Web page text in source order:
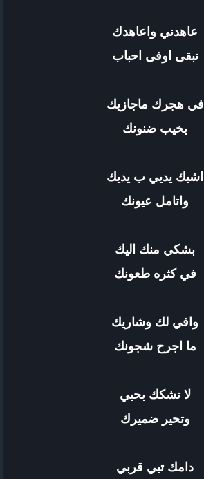
عاهدني واعاهدك
نبقى اوفى احباب
في هجرك ماجازيك
بخيب ضنونك
اشبك يديي ب يديك
واتامل عيونك
بشكي منك اليك
في كثره طعونك
وافي لك وشاريك
ما اجرح شجونك
لا تشكك بحبي
وتحير ضميرك
دامك تبي قربي